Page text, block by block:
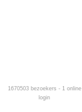
1670503bezoekers - 1 online
login